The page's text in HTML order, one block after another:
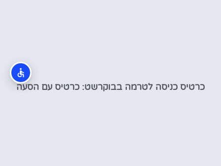
כרטיס כניסה לטרמה בבוקרשט: כרטיס עם הסעה